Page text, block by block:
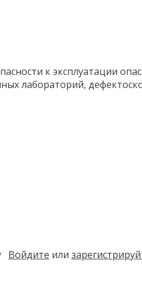
к эксплуатации
лабораторий,
Войдите или